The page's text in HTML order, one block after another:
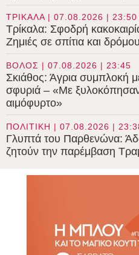
ΤΡΙΚΑΛΑ | 07.08.2026 | 23:50
Τρίκαλα: Σφοδρή
Ζημιές σε σπίτια και
ΒΟΛΟΣ | 07.08.2026 | 23:45
Σκιάθος: Άγρια συμπλοκή
σφυριά – «Με
αιμόφυρτο»
ΠΟΛΙΤΙΚΗ | 07.08.2026 |
Γλυπτά του Παρθενώνα:
ζητούν την παρέμβαση